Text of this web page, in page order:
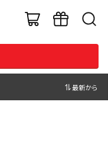
最新から